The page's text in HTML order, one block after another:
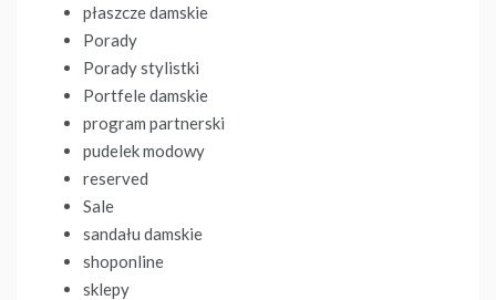
płaszcze damskie
Porady
Porady stylistki
Portfele damskie
program partnerski
pudelek modowy
reserved
Sale
sandału damskie
shoponline
sklepy